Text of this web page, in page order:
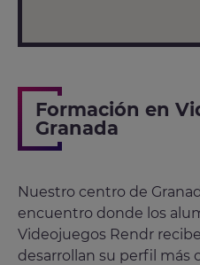
Formación en
Granada
Nuestro centro de
encuentro donde los
Videojuegos Rendr
desarrollan su perfil más